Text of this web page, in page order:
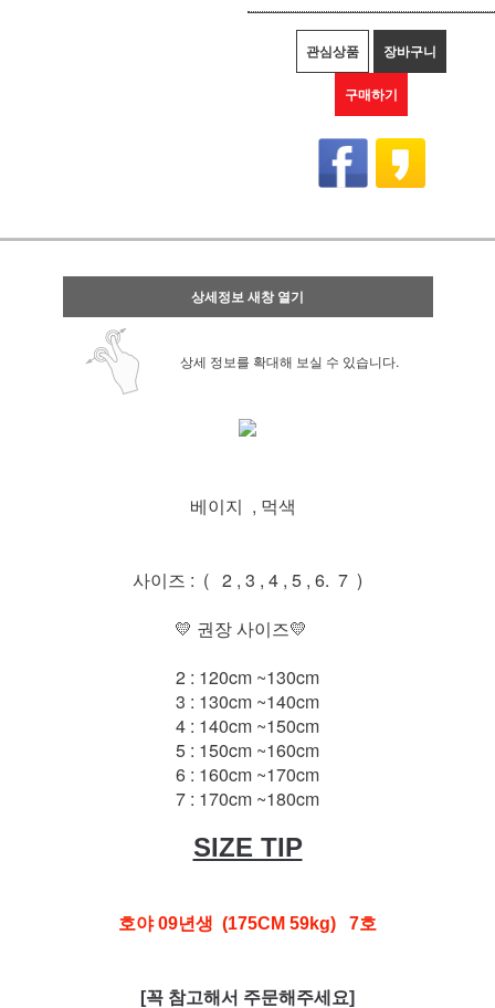
관심상품 장바구니
구매하기
상세정보 새창 열기
상세 정보를 확대해 보실 수 있습니다.
베이지 , 먹색
사이즈 : ( 2 , 3 , 4 , 5 , 6. 7 )
💛 권장 사이즈💛
2 : 120cm ~130cm
3 : 130cm ~140cm
4 : 140cm ~150cm
5 : 150cm ~160cm
6 : 160cm ~170cm
7 : 170cm ~180cm
SIZE TIP
호야 09년생 (175CM 59kg) 7호
[꼭 참고해서 주문해주세요]